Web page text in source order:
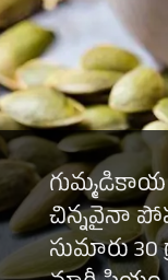
చిన్నవైనా
సుమారు